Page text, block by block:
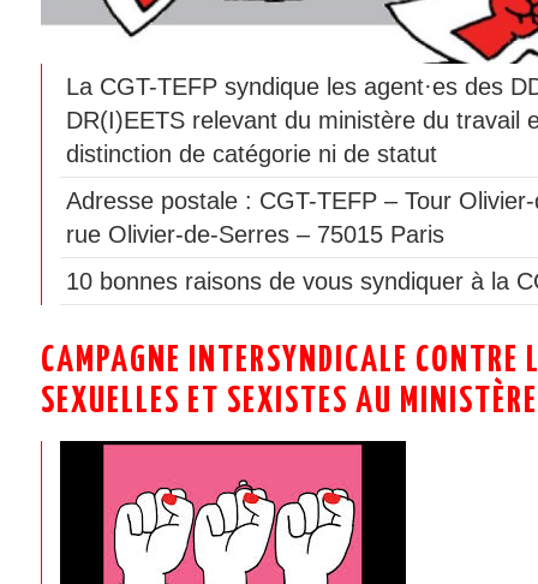
La CGT-TEFP syndique les agent·es des
DR(I)EETS relevant du ministère du travail
distinction de catégorie ni de statut
Adresse postale : CGT-TEFP – Tour
rue Olivier-de-Serres – 75015 Paris
10 bonnes raisons de vous syndiquer à la
CAMPAGNE INTERSYNDICALE CONTRE
SEXUELLES ET SEXISTES AU MINISTÈRE